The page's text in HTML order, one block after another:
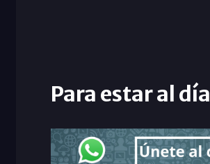
Para estar al día